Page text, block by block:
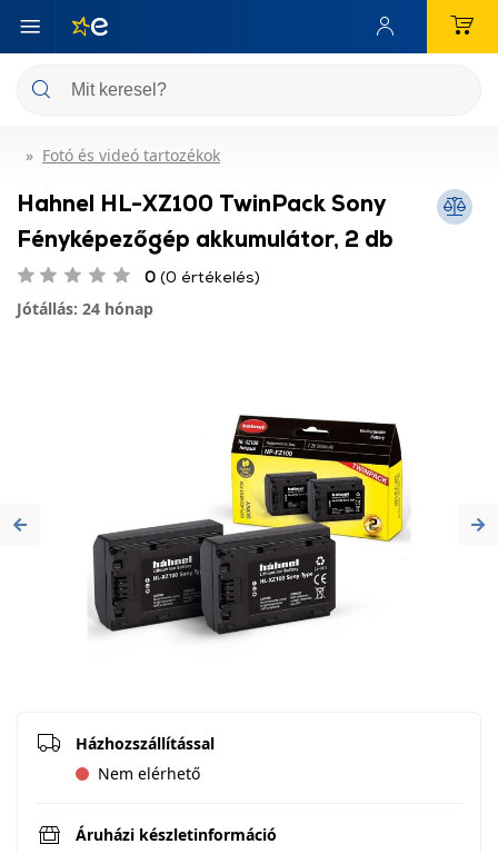
Fotó és videó tartozékok
Hahnel HL-XZ100 TwinPack Sony
Fényképezőgép akkumulátor, 2 db
0 (0 értékelés)
Jótállás: 24 hónap
Previous
Házhozszállítással
Nem elérhető
Áruházi készletinformáció